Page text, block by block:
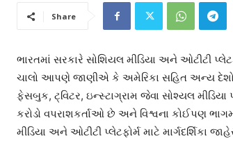
Share
ભારતમાં સરકારે સોશિયલ મીડિયા અને ઓટીટી
ચાલો આપણે જાણીએ કે અમેરિકા સહિત અન્ય
ફેસબુક, ટ્વિટર, ઇન્સ્ટાગ્રામ જેવા સોશ્યલ
કરોડો વપરાશકર્તાઓ છે અને વિશ્વના કોઈપણ
મીડિયા અને ઓટીટી પ્લેટફોર્મ માટે માર્ગદર્શિકા